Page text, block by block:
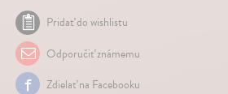
Pridať do wishlistu
Odporučiť známemu
Zdielať na Facebooku